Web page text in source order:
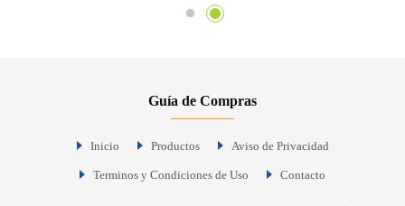
Guía de Compras
Inicio Productos Aviso de Privacidad
Terminos y Condiciones de Uso Contacto